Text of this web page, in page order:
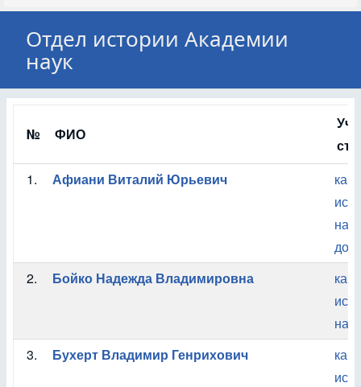
Отдел истории Академии
наук
№ ФИО
1.
Афиани Виталий Юрьевич
наук
2.
Бойко Надежда Владимировна
наук
3.
Бухерт Владимир Генрихович